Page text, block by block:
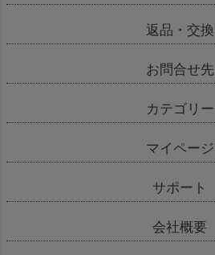
返品・交換
お問合せ先
カテゴリー
マイページ
サポート
会社概要